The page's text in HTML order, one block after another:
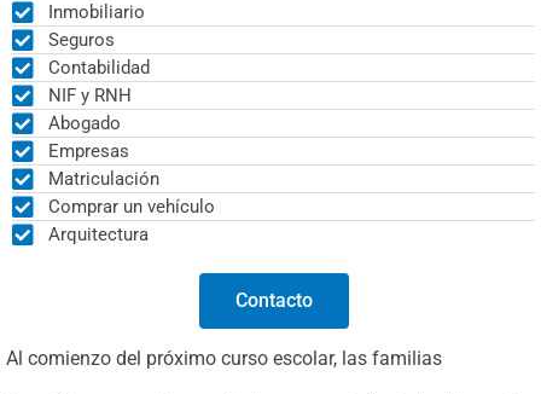
Al comienzo del próximo curso escolar, las familias
Inmobiliario
Seguros
Contabilidad
NIF y RNH
Abogado
Empresas
Matriculación
Comprar un vehículo
Arquitectura
Contacto